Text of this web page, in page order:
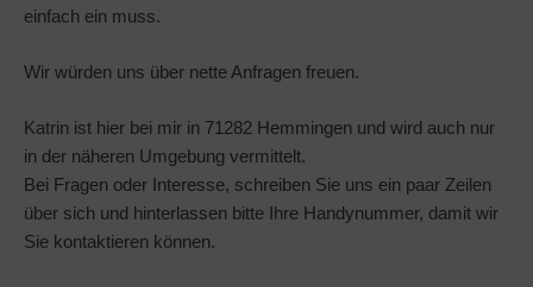
einfach ein muss.
Wir würden uns über nette Anfragen freuen.
Katrin ist hier bei mir in 71282 Hemmingen und wird auch nur
in der näheren Umgebung vermittelt.
Bei Fragen oder Interesse, schreiben Sie uns ein paar Zeilen
über sich und hinterlassen bitte Ihre Handynummer, damit wir
Sie kontaktieren können.